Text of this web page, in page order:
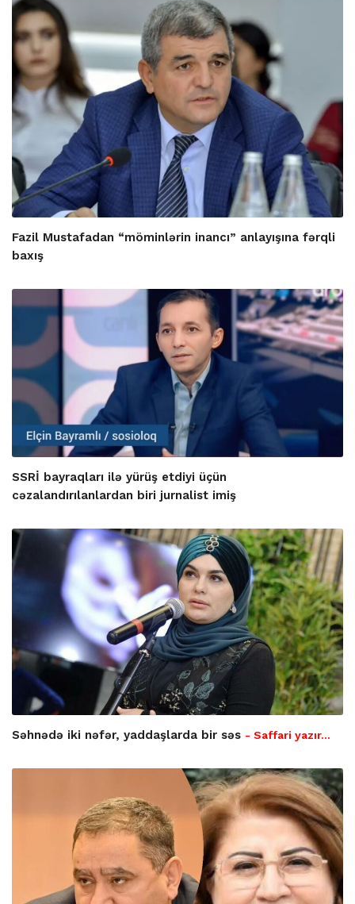
Fazil Mustafadan “möminlərin inancı” anlayışına fərqli
baxış
SSRİ bayraqları ilə yürüş etdiyi üçün
cəzalandırılanlardan biri jurnalist imiş
Səhnədə iki nəfər, yaddaşlarda bir səs - Saffari yazır…